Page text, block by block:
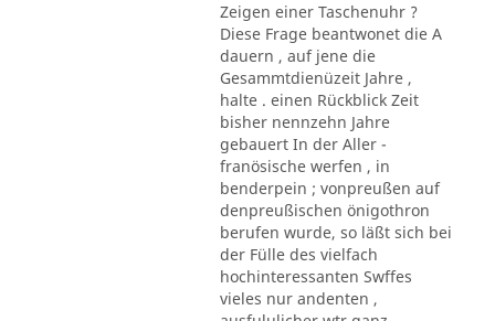
Zeigen einer Taschenuhr ?
Diese Frage beantwonet die A
dauern , auf jene die
Gesammtdienüzeit Jahre ,
halte . einen Rückblick Zeit
bisher nennzehn Jahre
gebauert In der Aller -
franösische werfen , in
benderpein ; vonpreußen auf
denpreußischen önigothron
berufen wurde, so läßt sich bei
der Fülle des vielfach
hochinteressanten Swffes
vieles nur andenten ,